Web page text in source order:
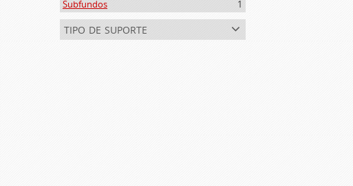
Subfundos
1
tipo de suporte